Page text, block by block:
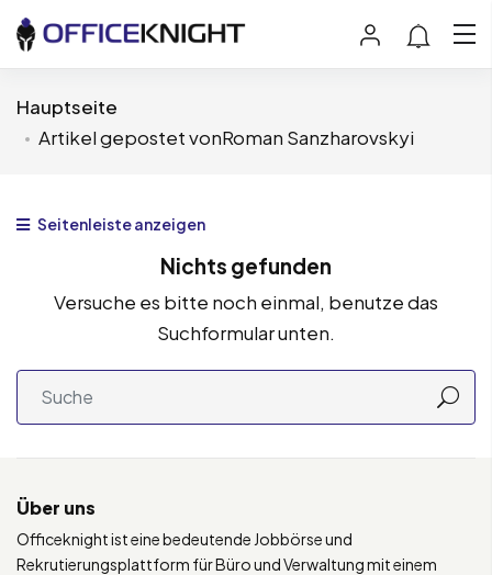
Hauptseite
Artikel gepostet vonRoman Sanzharovskyi
Seitenleiste anzeigen
Nichts gefunden
Versuche es bitte noch einmal, benutze das
Suchformular unten.
Über uns
Officeknight ist eine bedeutende Jobbörse und
Rekrutierungsplattform für Büro und Verwaltung mit einem